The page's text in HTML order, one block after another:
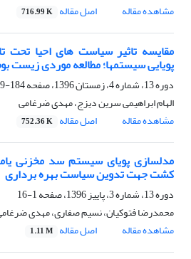
مشاهده مقاله
اصل مقاله 716.99 K
مقایسه تاثیر سیاست های احیا تحت
پویایی سیستم‏ها؛ مطالعه موردی زیست
دوره 13، شماره 4، زمستان 1396، صفحه
184-189
الهام ابراهیمی سرین دیزج، مهدی ضرغامی
مشاهده مقاله
اصل مقاله 752.36 K
مدلسازی پویای سیستم سد مخزنی
کشت جهت تدوین سیاست بهره برداری
دوره 13، شماره 3، پاییز 1396، صفحه
1-16
محمدرضا فتوکیان، نسیم صفاری، مهدی
مشاهده مقاله
اصل مقاله 1.11 M